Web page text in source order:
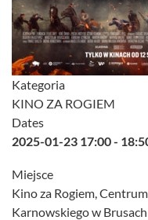
Kategoria
KINO ZA ROGIEM
Dates
2025-01-23 17:00-
Miejsce
Kino za Rogiem,
Karnowskiego w